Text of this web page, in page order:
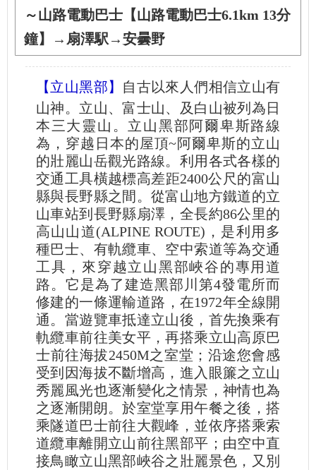
～山路電動巴士【山路電動巴士6.1km 13分
鐘】→扇澤駅→安曇野
【立山黑部】 自古以來人們相信立山有
山神。立山、富士山、及白山被列為日
本三大靈山。立山黑部阿爾卑斯路線
為，穿越日本的屋頂~阿爾卑斯的立山
的壯麗山岳觀光路線。利用各式各樣的
交通工具橫越標高差距2400公尺的富山
縣與長野縣之間。從富山地方鐵道的立
山車站到長野縣扇澤，全長約86公里的
高山山道(ALPINE ROUTE)，是利用多
種巴士、有軌纜車、空中索道等為交通
工具，來穿越立山黑部峽谷的專用道
路。它是為了建造黑部川第4發電所而
修建的一條運輸道路，在1972年全線開
通。當遊覽車抵達立山後，首先換乘有
軌纜車前往美女平，再搭乘立山高原巴
士前往海拔2450M之室堂；沿途您會感
受到因海拔不斷增高，進入眼簾之立山
秀麗風光也逐漸變化之情景，神情也為
之逐漸開朗。於室堂享用午餐之後，搭
乘隧道巴士前往大觀峰，並依序搭乘索
道纜車離開立山前往黑部平；由空中直
接鳥瞰立山黑部峽谷之壯麗景色，又別